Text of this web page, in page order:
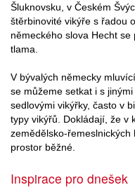
Šluknovsku, v Českém
štěrbinovité vikýře s řadou
německého slova Hecht
tlama.
V bývalých německy
se můžeme setkat i s
sedlovými vikýřky, často v
typy vikýřů. Dokládají, že v
zemědělsko-
prostor běžné.
Inspirace pro dnešek